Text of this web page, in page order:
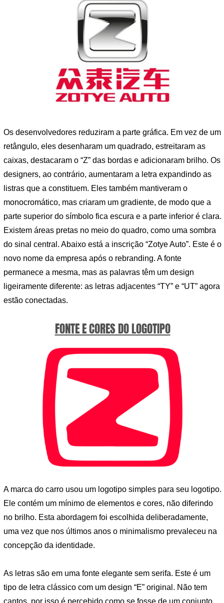
Os desenvolvedores reduziram a parte gráfica. Em vez de um
retângulo, eles desenharam um quadrado, estreitaram as
caixas, destacaram o “Z” das bordas e adicionaram brilho. Os
designers, ao contrário, aumentaram a letra expandindo as
listras que a constituem. Eles também mantiveram o
monocromático, mas criaram um gradiente, de modo que a
parte superior do símbolo fica escura e a parte inferior é clara.
Existem áreas pretas no meio do quadro, como uma sombra
do sinal central. Abaixo está a inscrição “Zotye Auto”. Este é o
novo nome da empresa após o rebranding. A fonte
permanece a mesma, mas as palavras têm um design
ligeiramente diferente: as letras adjacentes “TY” e “UT” agora
estão conectadas.
FONTE E CORES DO LOGOTIPO
A marca do carro usou um logotipo simples para seu logotipo.
Ele contém um mínimo de elementos e cores, não diferindo
no brilho. Esta abordagem foi escolhida deliberadamente,
uma vez que nos últimos anos o minimalismo prevaleceu na
concepção da identidade.
As letras são em uma fonte elegante sem serifa. Este é um
tipo de letra clássico com um design “E” original. Não tem
cantos, por isso é percebido como se fosse de um conjunto